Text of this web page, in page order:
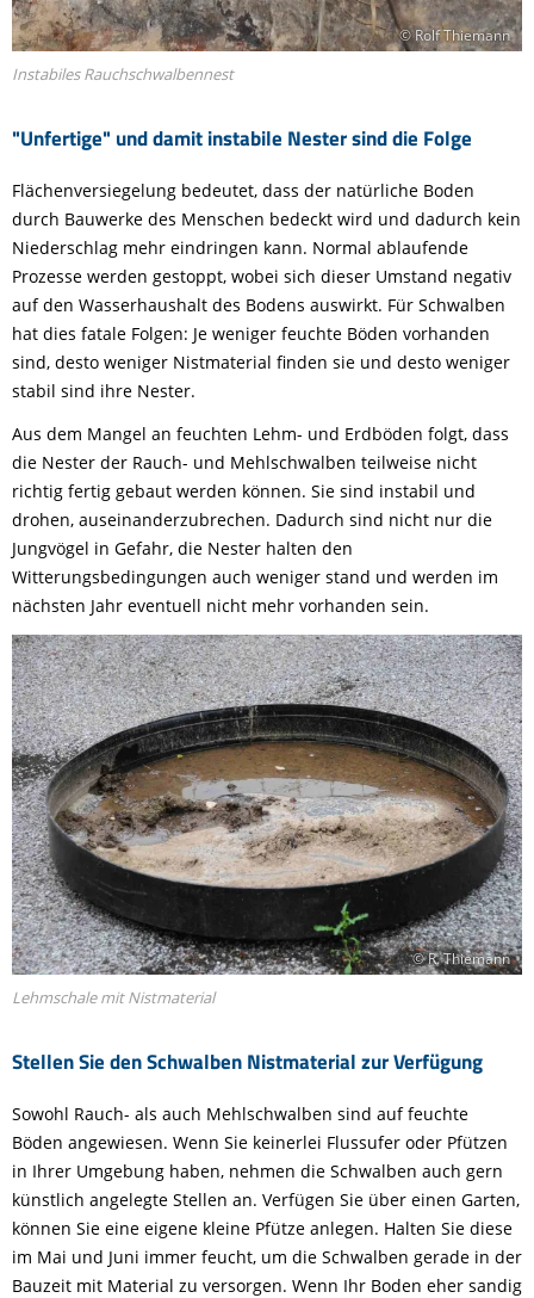
"Unfertige" und damit instabile Nester sind die Folge
© Rolf Thiemann
Instabiles Rauchschwalbennest
Flächenversiegelung bedeutet, dass der natürliche Boden
durch Bauwerke des Menschen bedeckt wird und dadurch kein
Niederschlag mehr eindringen kann. Normal ablaufende
Prozesse werden gestoppt, wobei sich dieser Umstand negativ
auf den Wasserhaushalt des Bodens auswirkt. Für Schwalben
hat dies fatale Folgen: Je weniger feuchte Böden vorhanden
sind, desto weniger Nistmaterial finden sie und desto weniger
stabil sind ihre Nester.
Aus dem Mangel an feuchten Lehm- und Erdböden folgt, dass
die Nester der Rauch- und Mehlschwalben teilweise nicht
richtig fertig gebaut werden können. Sie sind instabil und
drohen, auseinanderzubrechen. Dadurch sind nicht nur die
Jungvögel in Gefahr, die Nester halten den
Witterungsbedingungen auch weniger stand und werden im
nächsten Jahr eventuell nicht mehr vorhanden sein.
Stellen Sie den Schwalben Nistmaterial zur Verfügung
© R. Thiemann
Lehmschale mit Nistmaterial
Sowohl Rauch- als auch Mehlschwalben sind auf feuchte
Böden angewiesen. Wenn Sie keinerlei Flussufer oder Pfützen
in Ihrer Umgebung haben, nehmen die Schwalben auch gern
künstlich angelegte Stellen an. Verfügen Sie über einen Garten,
können Sie eine eigene kleine Pfütze anlegen. Halten Sie diese
im Mai und Juni immer feucht, um die Schwalben gerade in der
Bauzeit mit Material zu versorgen. Wenn Ihr Boden eher sandig